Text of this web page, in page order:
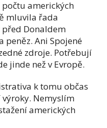
amerických
mluvila řada
před Donaldem
peněz. Ani Spojené
zdroje. Potřebují
jinde než v Evropě.
k tomu občas
Nemyslím
amerických